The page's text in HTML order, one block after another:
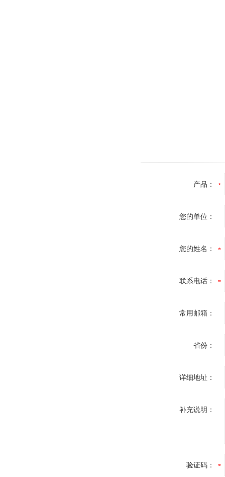
产品：
您的单位：
您的姓名：
联系电话：
常用邮箱：
省份：
详细地址：
补充说明：
验证码：